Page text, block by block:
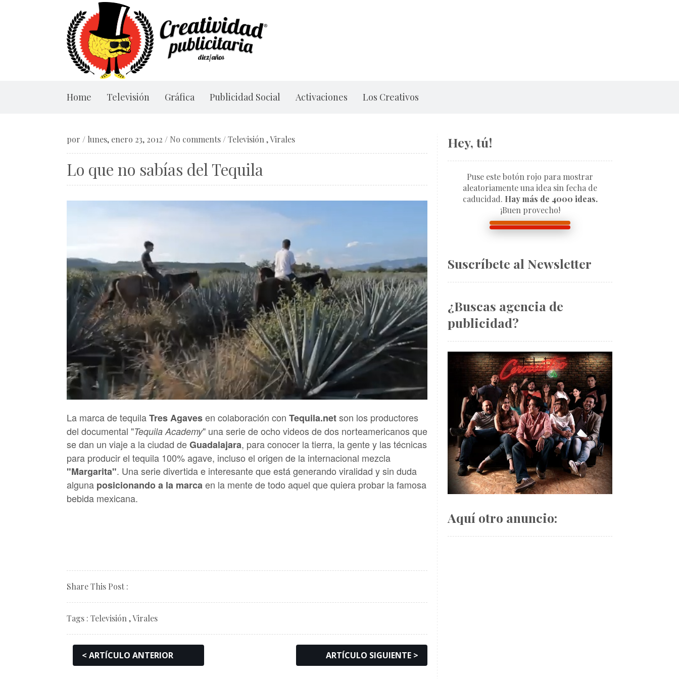
Home Televisión Gráfica Publicidad Social Activaciones Los Creativos
por / lunes, enero 23, 2012 / No comments /Televisión ,Virales
Lo que no sabías del Tequila
La marca de tequilaTres Agavesen colaboración con Tequila.netson los productores
del documental "Tequila Academy" una serie de ocho videos de dos norteamericanos que
se dan un viaje a la ciudad deGuadalajara, para conocer la tierra, la gente y las técnicas
para producir el tequila 100% agave, incluso el origen de la internacional mezcla
"Margarita". Una serie divertida e interesante que está generando viralidad y sin duda
alguna posicionando a la marcaen la mente de todo aquel que quiera probar la famosa
bebida mexicana.
Share This Post :
Tags : Televisión,Virales
ARTÍCULO SIGUIENTE >
< ARTÍCULO ANTERIOR
Hey, tú!
Puse este botón rojo para mostrar
aleatoriamente una idea sin fecha de
caducidad. Hay más de 4000 ideas.
¡Buen provecho!
Suscríbete al Newsletter
¿Buscas agencia de
publicidad?
Aquí otro anuncio: